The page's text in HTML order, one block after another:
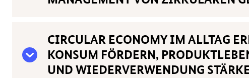
CIRCULAR ECONOMY IM ALLTAG
KONSUM FÖRDERN,
UND WIEDERVERWENDUNG